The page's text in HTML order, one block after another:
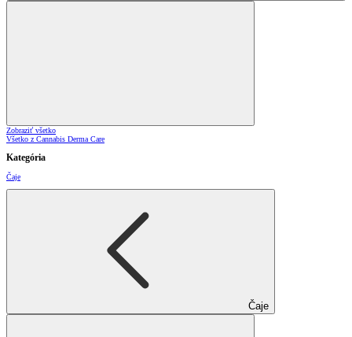
Zobraziť všetko
Všetko z Cannabis Derma Care
Kategória
Čaje
Čaje